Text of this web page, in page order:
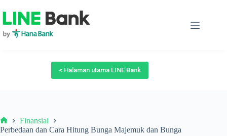
to
content
< Halaman utama LINE Bank
Beranda
Finansial
Perbedaan dan Cara Hitung Bunga Majemuk dan Bunga